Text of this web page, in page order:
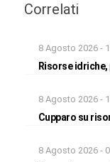
Correlati
8 Agosto 2026 -
Risorse
8 Agosto 2026 -
Cupparo su
8 Agosto 2026 -